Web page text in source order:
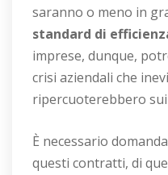
saranno o meno in
standard di
imprese, dunque,
crisi aziendali che
ripercuoterebbero
È necessario
questi contratti, di